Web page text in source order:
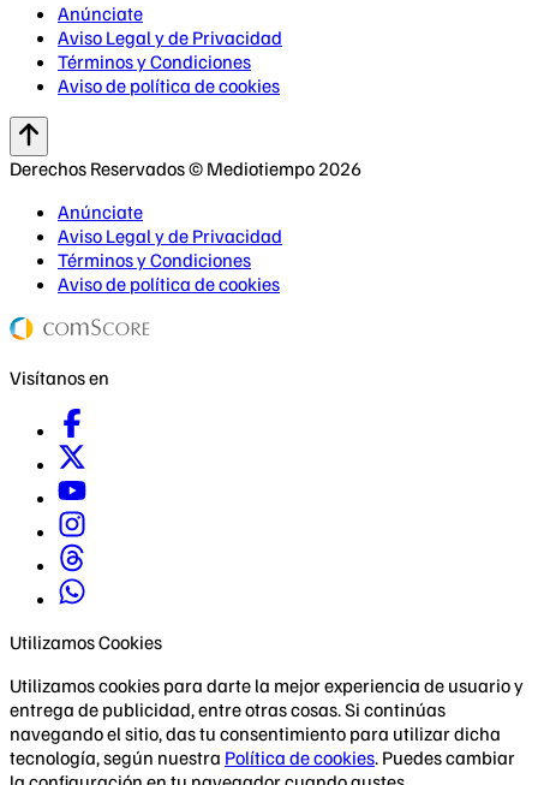
Anúnciate
Aviso Legal y de Privacidad
Términos y Condiciones
Aviso de política de cookies
Derechos Reservados © Mediotiempo 2026
Anúnciate
Aviso Legal y de Privacidad
Términos y Condiciones
Aviso de política de cookies
Visítanos en
Utilizamos Cookies
Utilizamos cookies para darte la mejor experiencia de usuario y
entrega de publicidad, entre otras cosas. Si continúas
navegando el sitio, das tu consentimiento para utilizar dicha
tecnología, según nuestra Política de cookies. Puedes cambiar